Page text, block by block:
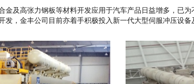
及高张力钢板等材料开发应用于汽车产品日益增多，已
，金丰公司目前亦着手积极投入新一代大型伺服冲压设